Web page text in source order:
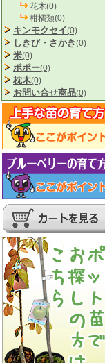
花木(0)
柑橘類(0)
キンモクセイ(0)
しきび・さかき(0)
米(0)
ポポー(0)
枕木(0)
お問い合せ商品(0)